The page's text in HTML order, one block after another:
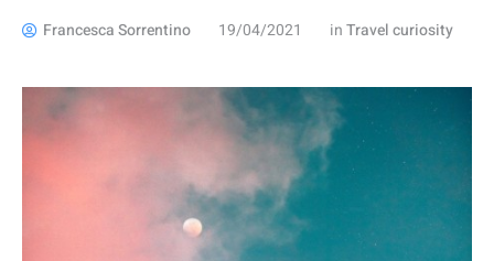
Francesca Sorrentino 19/04/2021 inTravel curiosity